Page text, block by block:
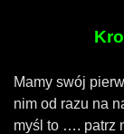
Mamy swój
nim od razu na
myśl to …. patrz